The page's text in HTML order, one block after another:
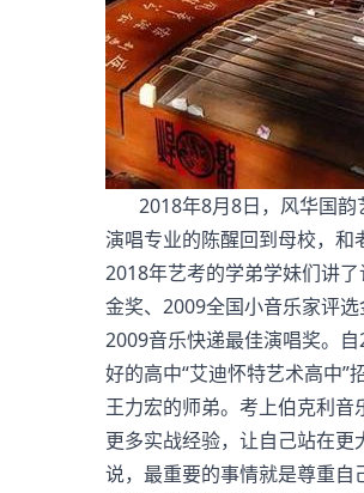
2018年8月8日，风华国韵
演唱专业的陈醒回到母校，
2018年艺考的学弟学妹们讲
金奖、2009全国小音乐家评
2009音乐快递最佳演唱奖。
好的高中“艾迪怀特艺术高中
王力宏的师弟。考上伯克利
更多实战经验，让自己站在
说，最重要的事情就是尊重